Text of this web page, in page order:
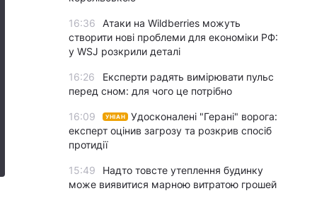
16:36
Атаки на Wildberries можуть
створити нові проблеми для економіки РФ:
у WSJ розкрили деталі
16:26
Експерти радять вимірювати пульс
перед сном: для чого це потрібно
16:09 УНІАН
Удосконалені "Герані" ворога:
експерт оцінив загрозу та розкрив спосіб
протидії
15:49
Надто товсте утеплення будинку
може виявитися марною витратою грошей